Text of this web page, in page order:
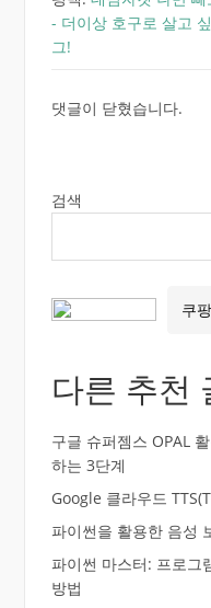
- 더이상 호구로 살고
그!
댓글이 닫혔습니다.
검색
다른 추천
구글 슈퍼젬스 OPAL
하는 3단계
Google 클라우드
파이썬을 활용한 음성
파이썬 마스터: 프로그
방법